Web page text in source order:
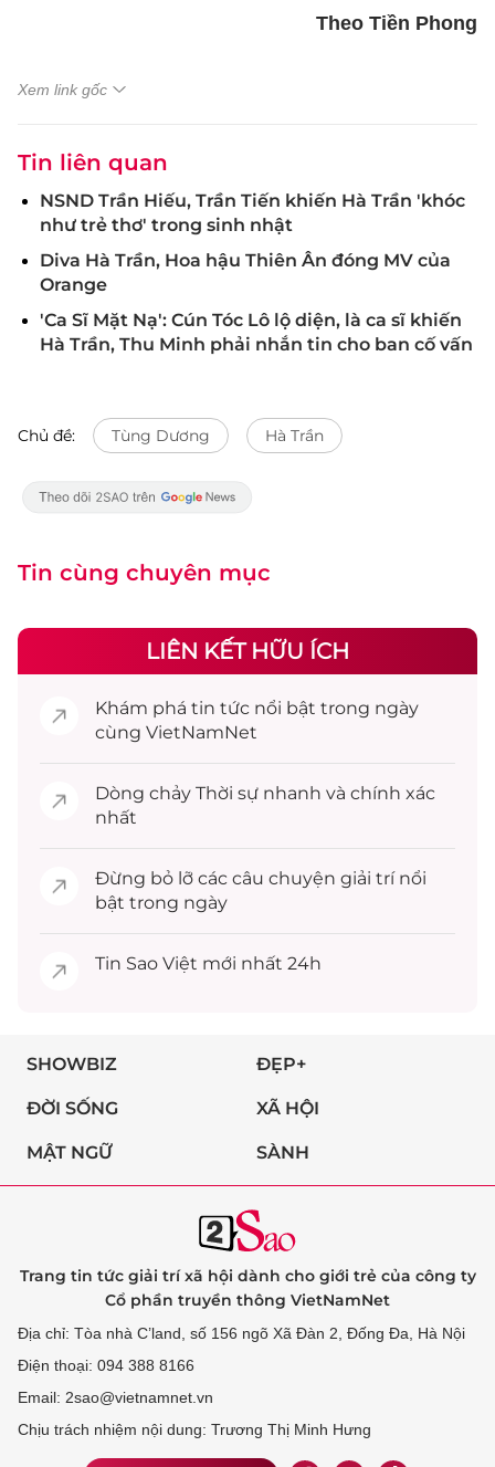
Theo Tiền Phong
Xem link gốc
Tin liên quan
NSND Trần Hiếu, Trần Tiến khiến Hà Trần 'khóc
như trẻ thơ' trong sinh nhật
Diva Hà Trần, Hoa hậu Thiên Ân đóng MV của
Orange
'Ca Sĩ Mặt Nạ': Cún Tóc Lô lộ diện, là ca sĩ khiến
Hà Trần, Thu Minh phải nhắn tin cho ban cố vấn
Chủ đề: Tùng Dương Hà Trần
Tin cùng chuyên mục
LIÊN KẾT HỮU ÍCH
Khám phá tin tức nổi bật trong ngày
cùng VietNamNet
Dòng chảy Thời sự nhanh và chính xác
nhất
Đừng bỏ lỡ các câu chuyện giải trínổi
bật trong ngày
Tin Sao Việt mới nhất 24h
SHOWBIZ ĐẸP+
ĐỜI SỐNG XÃ HỘI
MẬT NGỮ SÀNH
Trang tin tức giải trí xã hội dành cho giới trẻ của công ty
Cổ phần truyền thông VietNamNet
Địa chỉ: Tòa nhà C’land, số 156 ngõ Xã Đàn 2, Đống Đa, Hà Nội
Điện thoại: 094 388 8166
Email: 2sao@vietnamnet.vn
Chịu trách nhiệm nội dung: Trương Thị Minh Hưng